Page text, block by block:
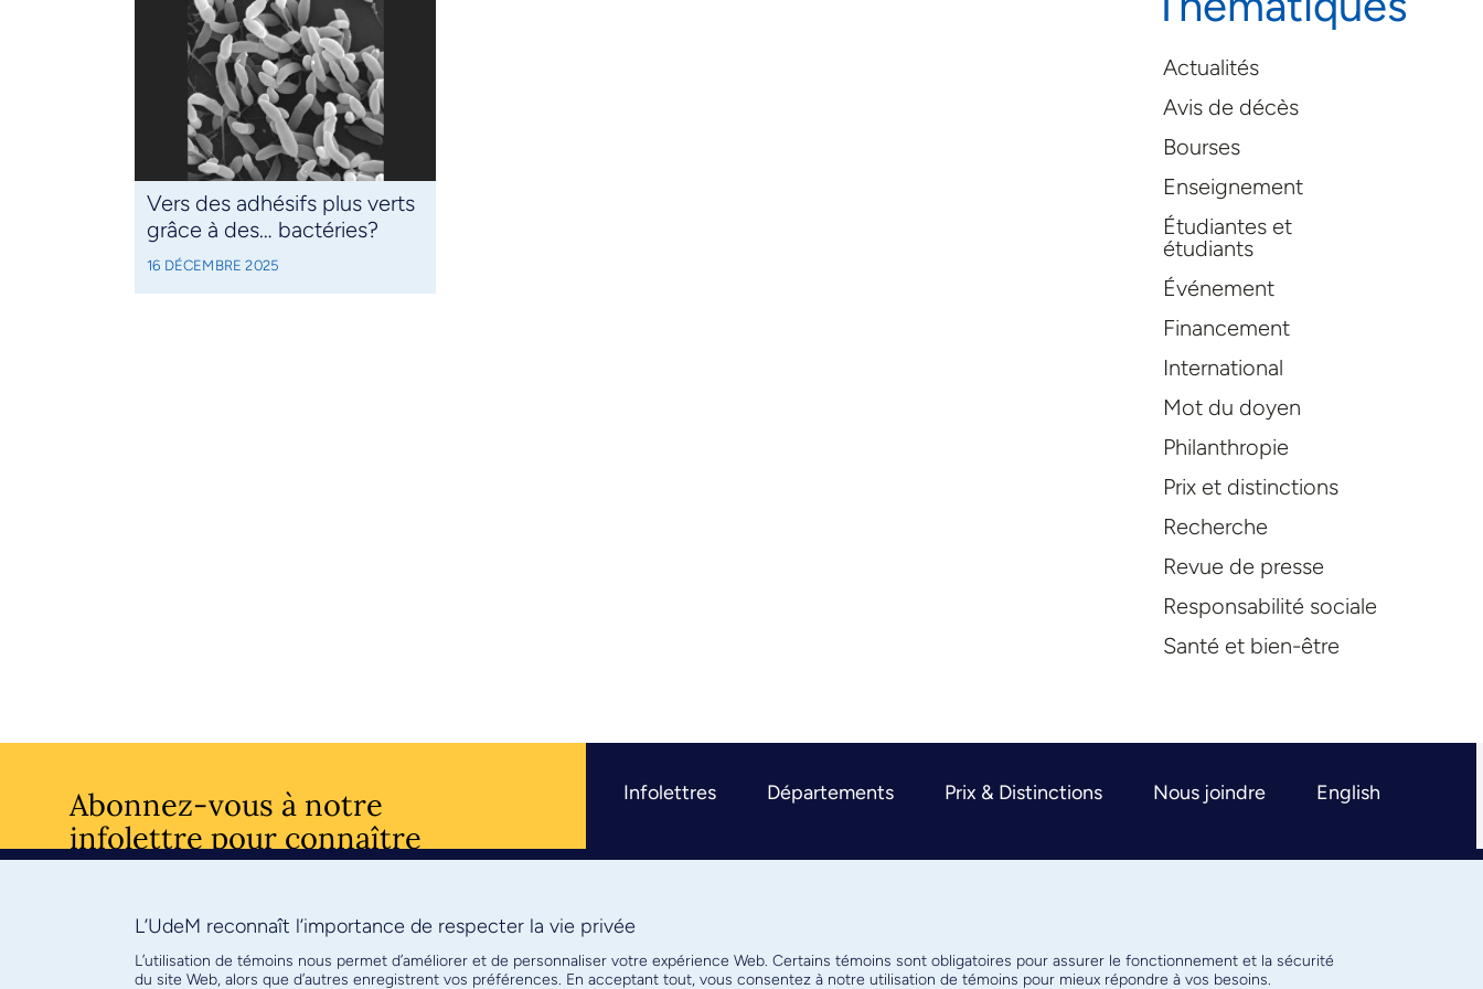
Vers des adhésifs plus verts
grâce à des… bactéries?
16 DÉCEMBRE 2025
Actualités
Avis de décès
Bourses
Enseignement
Étudiantes et
étudiants
Événement
Financement
International
Mot du doyen
Philanthropie
Prix et distinctions
Recherche
Revue de presse
Responsabilité sociale
Santé et bien-être
Abonnez-vous à notre
infolettre pour connaître
l’actualité facultaire
S'ABONNER
Infolettres Départements Prix & Distinctions Nous joindre English
L’UdeM reconnaît l’importance de respecter la vie privée
L’utilisation de témoins nous permet d’améliorer et de personnaliser votre expérience Web. Certains témoins sont obligatoires pour assurer le fonctionnement et la sécurité
du site Web, alors que d’autres enregistrent vos préférences. En acceptant tout, vous consentez à notre utilisation de témoins pour mieux répondre à vos besoins.